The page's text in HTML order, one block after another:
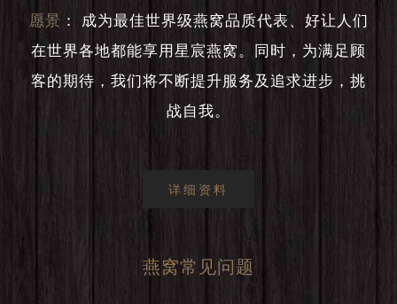
愿景 ：
成为最佳世界级燕窝品质代表、好让人们
在世界各地都能享用星宸燕窝。同时，为满足顾
客的期待，我们将不断提升服务及追求进步，挑
战自我。
详细资料
燕窝常见问题